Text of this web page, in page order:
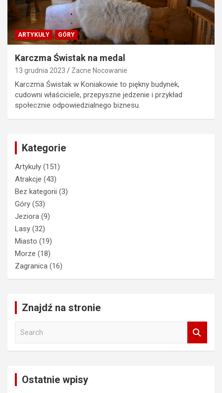
ARTYKUŁY GÓRY
Karczma Świstak na medal
13 grudnia 2023 Zacne Nocowanie
Karczma Świstak w Koniakowie to piękny budynek,
cudowni właściciele, przepyszne jedzenie i przykład
społecznie odpowiedzialnego biznesu.
Kategorie
Artykuły (151)
Atrakcje (43)
Bez kategorii (3)
Góry (53)
Jeziora (9)
Lasy (32)
Miasto (19)
Morze (18)
Zagranica (16)
Znajdź na stronie
Ostatnie wpisy